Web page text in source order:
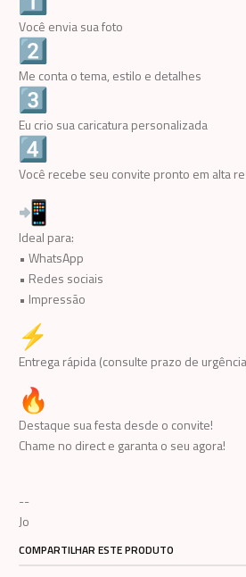
Você envia sua foto
Me conta o tema, estilo e detalhes
Eu crio sua caricatura personalizada
Você recebe seu convite pronto em alta
Ideal para:
• WhatsApp
• Redes sociais
• Impressão
Entrega rápida (consulte prazo de
Destaque sua festa desde o convite!
Chame no direct e garanta o seu agora!
--
Jo
COMPARTILHAR ESTE PRODUTO